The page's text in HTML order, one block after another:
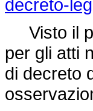
decreto-
Visto il
per gli atti
di decreto